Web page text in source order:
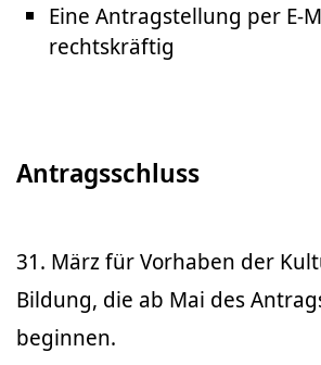
Eine Antragstellung per E-
rechtskräftig
Antragsschluss
31. März für Vorhaben der
Bildung, die ab Mai des
beginnen.